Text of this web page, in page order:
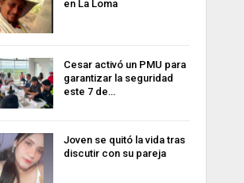
en La Loma
Cesar activó un PMU para
garantizar la seguridad
este 7 de…
Joven se quitó la vida tras
discutir con su pareja